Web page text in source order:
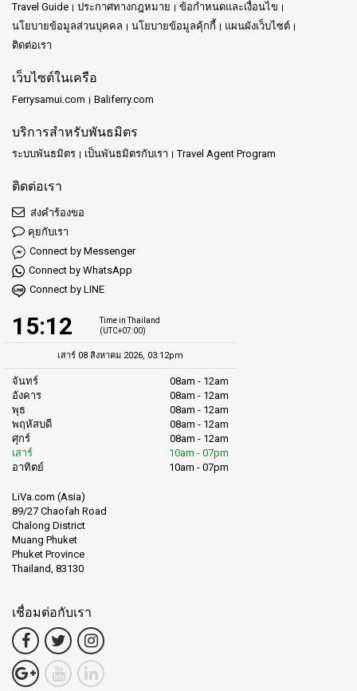
Travel Guide
ประกาศทางกฎหมาย
ข้อกำหนดและเงื่อนไข
นโยบายข้อมูลส่วนบุคคล
นโยบายข้อมูลคุ้กกี้
แผนผังเว็บไซต์
ติดต่อเรา
เว็บไซต์ในเครือ
Ferrysamui.com Baliferry.com
บริการสำหรับพันธมิตร
ระบบพันธมิตร เป็นพันธมิตรกับเรา Travel Agent Program
ติดต่อเรา
ส่งคำร้องขอ
คุยกับเรา
Connect by Messenger
Connect by WhatsApp
Connect by LINE
15:12
Time in Thailand
(UTC+07:00)
เสาร์ 08 สิงหาคม 2026, 03:12pm
จันทร์
08am - 12am
อังคาร
08am - 12am
พุธ
08am - 12am
พฤหัสบดี
08am - 12am
ศุกร์
08am - 12am
เสาร์
10am - 07pm
อาทิตย์
10am - 07pm
LiVa.com (Asia)
89/27 Chaofah Road
Chalong District
Muang Phuket
Phuket Province
Thailand, 83130
เชื่อมต่อกับเรา